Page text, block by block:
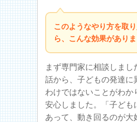
このようなやり方を取
ら、こんな効果があり
まず専門家に相談しまし
話から、子どもの発達に
わけではないことがわか
安心しました。「子ども
あって、動き回るのが大